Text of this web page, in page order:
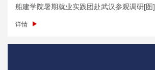
船建学院暑期就业实践团赴武汉参观调研[图]
详情